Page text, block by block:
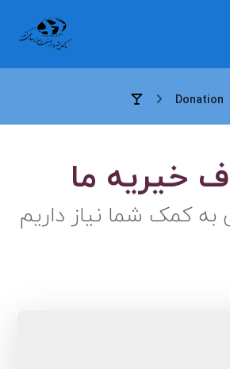
Donation
خیریه ما
به کمک شما نیاز داریم